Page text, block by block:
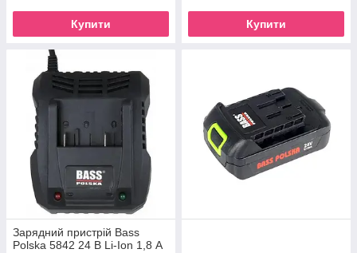
Купити Купити
Зарядний пристрій Bass
Polska 5842 24 В Li-Ion 1,8 А